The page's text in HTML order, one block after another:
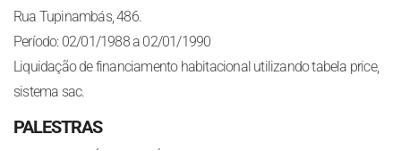
Rua Tupinambás, 486.
Período: 02/01/1988 a 02/01/1990
Liquidação de financiamento habitacional utilizando tabela price,
sistema sac.
PALESTRAS